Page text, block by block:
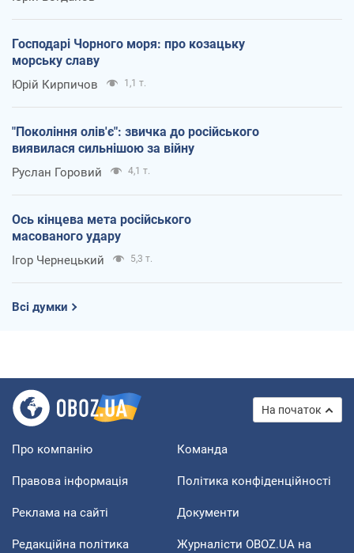
Господарі Чорного моря: про козацьку
морську славу
Юрій Кирпичов 1,1 т.
"Покоління олів'є": звичка до російського
виявилася сильнішою за війну
Руслан Горовий 4,1 т.
Ось кінцева мета російського
масованого удару
Ігор Чернецький 5,3 т.
Всі думки
На початок
Про компанію Команда
Правова інформація Політика конфіденційності
Реклама на сайті Документи
Редакційна політика
Журналісти OBOZ.UA на